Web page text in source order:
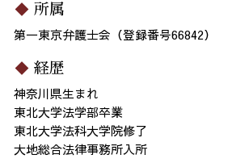
所属
第一東京弁護士会（登録番号66842）
経歴
神奈川県生まれ
東北大学法学部卒業
東北大学法科大学院修了
大地総合法律事務所入所